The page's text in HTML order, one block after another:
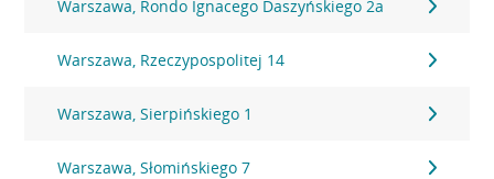
Warszawa, Rondo Ignacego Daszyńskiego 2a
Warszawa, Rzeczypospolitej 14
Warszawa, Sierpińskiego 1
Warszawa, Słomińskiego 7